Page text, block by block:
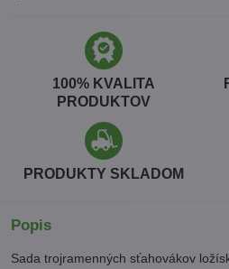
100% KVALITA
PRODUKTOV
PRODUKTY SKLADOM
Popis
Sada trojramenných sťahovákov